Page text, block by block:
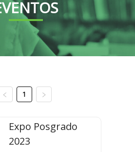
1
Expo Posgrado
2023